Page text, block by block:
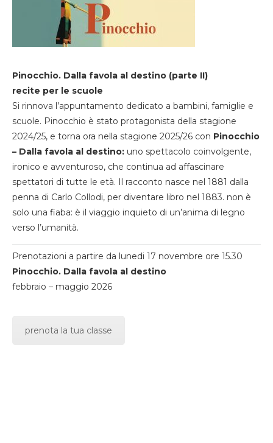
Pinocchio. Dalla favola al destino (parte II)
recite per le scuole
Si rinnova l’appuntamento dedicato a bambini, famiglie e
scuole. Pinocchio è stato protagonista della stagione
2024/25, e torna ora nella stagione 2025/26 con Pinocchio
– Dalla favola al destino: uno spettacolo coinvolgente,
ironico e avventuroso, che continua ad affascinare
spettatori di tutte le età. Il racconto nasce nel 1881 dalla
penna di Carlo Collodi, per diventare libro nel 1883. non è
solo una fiaba: è il viaggio inquieto di un’anima di legno
verso l’umanità.
Prenotazioni a partire da lunedi 17 novembre ore 15.30
Pinocchio. Dalla favola al destino
febbraio – maggio 2026
prenota la tua classe